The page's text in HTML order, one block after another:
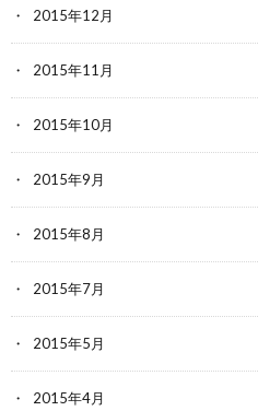
2015年12月
2015年11月
2015年10月
2015年9月
2015年8月
2015年7月
2015年5月
2015年4月